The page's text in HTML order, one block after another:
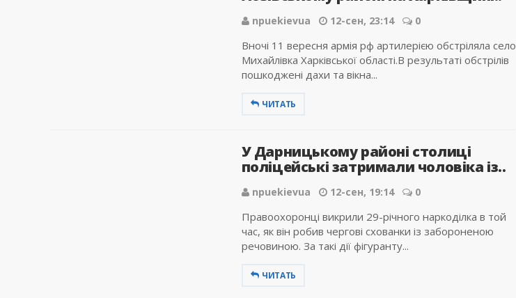
npuekievua 12-сен, 23:14 0
Вночі 11 вересня армія рф артилерією обстріляла село
Михайлівка Харківської області.В результаті обстрілів
пошкоджені дахи та вікна...
ЧИТАТЬ
У Дарницькому районі столиці
поліцейські затримали чоловіка із..
npuekievua 12-сен, 19:14 0
Правоохоронці викрили 29-річного наркоділка в той
час, як він робив чергові схованки із забороненою
речовиною. За такі дії фігуранту...
ЧИТАТЬ